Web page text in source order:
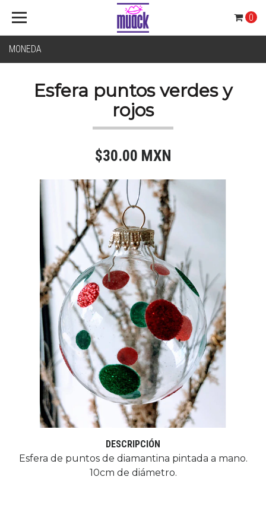
MONEDA
0
Esfera puntos verdes y
rojos
$30.00 MXN
DESCRIPCIÓN
Esfera de puntos de diamantina pintada a mano.
10cm de diámetro.